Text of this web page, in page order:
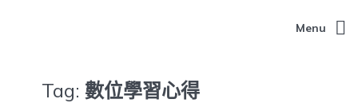
Menu
Tag: 數位學習心得